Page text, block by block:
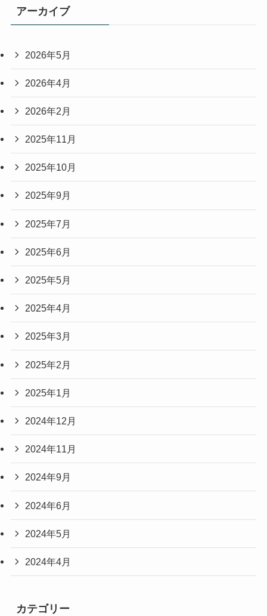
アーカイブ
2026年5月
2026年4月
2026年2月
2025年11月
2025年10月
2025年9月
2025年7月
2025年6月
2025年5月
2025年4月
2025年3月
2025年2月
2025年1月
2024年12月
2024年11月
2024年9月
2024年6月
2024年5月
2024年4月
カテゴリー